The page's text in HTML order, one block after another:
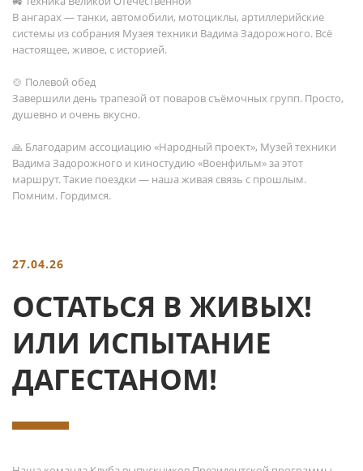
В ангарах — танки, автомобили, мотоциклы, артиллерийские
системы из собрания Музея техники Вадима Задорожного. Всё
настоящее, живое, с историей.
🍲 Полевой обед
Завершили день трапезой от поваров съёмочных групп. Просто,
душевно и очень вкусно.
🙏 Благодарим ассоциацию «Народный проект», Музей техники
Вадима Задорожного и киностудию «Военфильм» за этот
маршрут. Такие поездки — наша живая связь с прошлым.
Помним. Гордимся.
27.04.26
ОСТАТЬСЯ В ЖИВЫХ!
ИЛИ ИСПЫТАНИЕ
ДАГЕСТАНОМ!